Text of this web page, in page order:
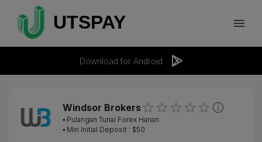
Download for Android
Windsor Brokers
⦁ Pulangan Tunai Forex Harian
⦁ Min Initial Deposit : $50